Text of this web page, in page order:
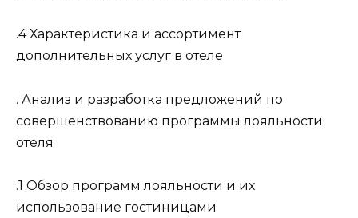
.4 Характеристика и ассортимент
дополнительных услуг в отеле
. Анализ и разработка предложений по
совершенствованию программы лояльности
отеля
.1 Обзор программ лояльности и их
использование гостиницами